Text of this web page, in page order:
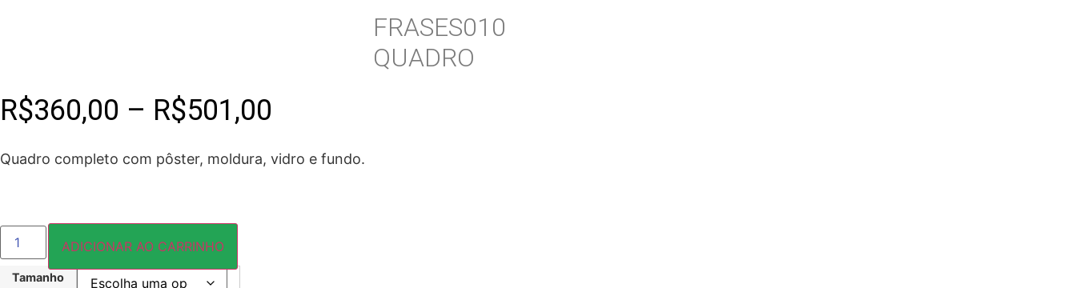
FRASES010
QUADRO
R$360,00 – R$501,00
de
Quadro completo com pôster, moldura, vidro e fundo.
Tamanho
FRASES010
QUADRO
quantidade
ADICIONAR AO CARRINHO